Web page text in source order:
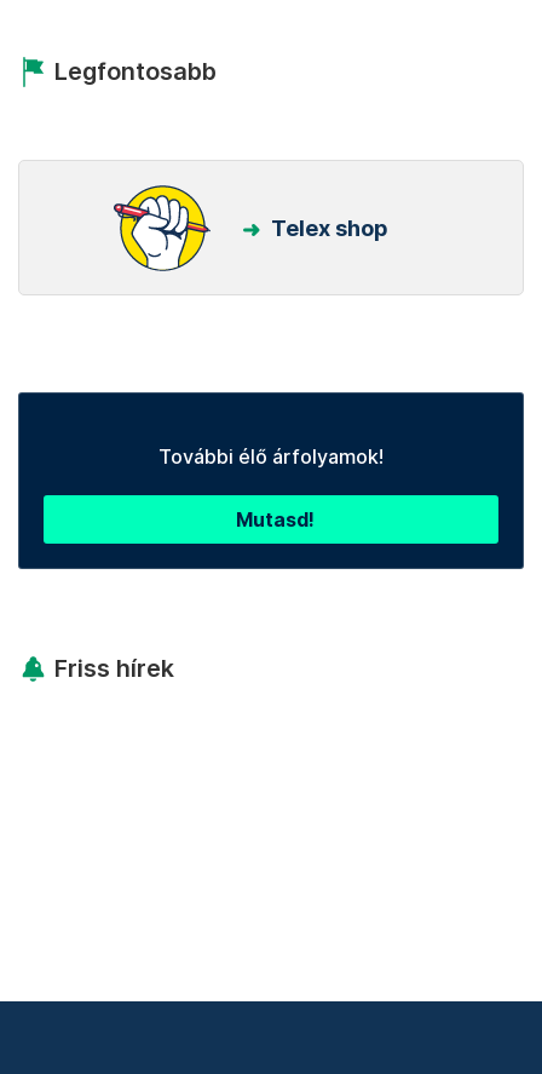
Legfontosabb
Telex shop
További élő árfolyamok!
Mutasd!
Friss hírek